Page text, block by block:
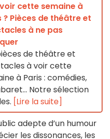
cette semaine à
? Pièces de théâtre et
à ne pas
de théâtre et
à voir cette
à Paris : comédies,
Notre sélection
[Lire la suite]
adepte d’un humour
les dissonances, les